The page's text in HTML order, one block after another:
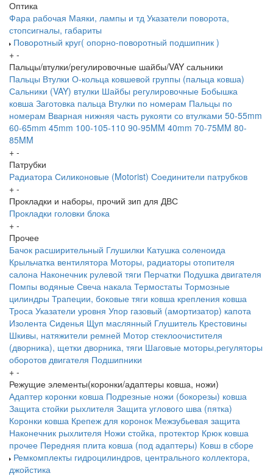
Оптика
Фара рабочая Маяки, лампы и тд Указатели поворота,
стопсигналы, габариты
Поворотный круг( опорно-поворотный подшипник )
+ -
Пальцы/втулки/регулировочные шайбы/VAY сальники
Пальцы Втулки О-кольца ковшевой группы (пальца ковша)
Сальники (VAY) втулки Шайбы регулировочные Бобышка
ковша Заготовка пальца Втулки по номерам Пальцы по
номерам Вварная нижняя часть рукояти со втулками 50-55mm
60-65mm 45mm 100-105-110 90-95MM 40mm 70-75MM 80-
85MM
+ -
Патрубки
Радиатора Силиконовые (Motorist) Соединители патрубков
+ -
Прокладки и наборы, прочий зип для ДВС
Прокладки головки блока
+ -
Прочее
Бачок расширительный Глушилки Катушка соленоида
Крыльчатка вентилятора Моторы, радиаторы отопителя
салона Наконечник рулевой тяги Перчатки Подушка двигателя
Помпы водяные Свеча накала Термостаты Тормозные
цилиндры Трапеции, боковые тяги ковша крепления ковша
Троса Указатели уровня Упор газовый (амортизатор) капота
Изолента Сиденья Щуп маслянный Глушитель Крестовины
Шкивы, натяжители ремней Мотор стеклоочистителя
(дворника), щетки дворника, тяги Шаговые моторы,регуляторы
оборотов двигателя Подшипники
+ -
Режущие элементы(коронки/адаптеры ковша, ножи)
Адаптер коронки ковша Подрезные ножи (бокорезы) ковша
Защита стойки рыхлителя Защита углового шва (пятка)
Коронки ковша Крепеж для коронок Межзубьевая защита
Наконечник рыхлителя Ножи стойка, протектор Крюк ковша
прочее Передняя плита ковша (под адаптеры) Ковш в сборе
Ремкомплекты гидроцилиндров, центрального коллектора,
джойстика